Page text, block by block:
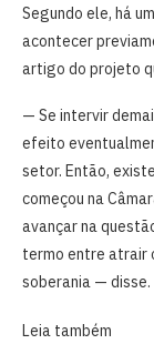
Segundo ele, há
acontecer
artigo do projeto
— Se intervir
efeito
setor. Então,
começou na
avançar na
termo entre atrair
soberania — disse.
Leia também